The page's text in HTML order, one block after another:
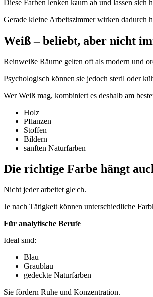
Diese Farben lenken kaum ab und lassen
Gerade kleine Arbeitszimmer wirken dadurch
Weiß – beliebt, aber nicht
Reinweiße Räume gelten oft als modern und
Psychologisch können sie jedoch steril oder
Wer Weiß mag, kombiniert es deshalb am
Holz
Pflanzen
Stoffen
Bildern
sanften Naturfarben
Die richtige Farbe hängt
Nicht jeder arbeitet gleich.
Je nach Tätigkeit können unterschiedliche
Für analytische Berufe
Ideal sind:
Blau
Graublau
gedeckte Naturfarben
Sie fördern Ruhe und Konzentration.